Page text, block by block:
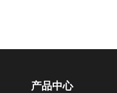
产品中心